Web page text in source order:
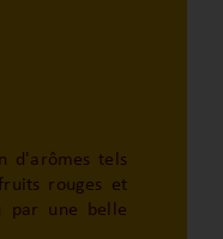
d'arômes tels
rouges et
par une belle